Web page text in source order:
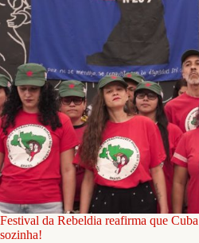
Festival da Rebeldia reafirma que
sozinha!